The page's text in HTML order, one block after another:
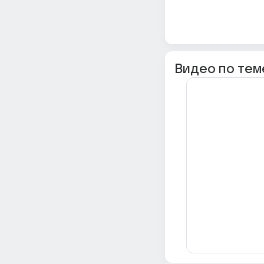
Видео по